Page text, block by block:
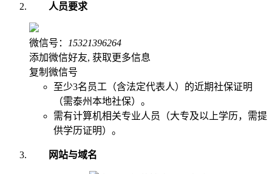
人员要求
微信号：
15321396264
添加微信好友, 获取更多信息
复制微信号
至少3名员工（含法定代表人）的近期社保证明
（需泰州本地社保）。
需有计算机相关专业人员（大专及以上学历，需提
供学历证明）。
网站与域名